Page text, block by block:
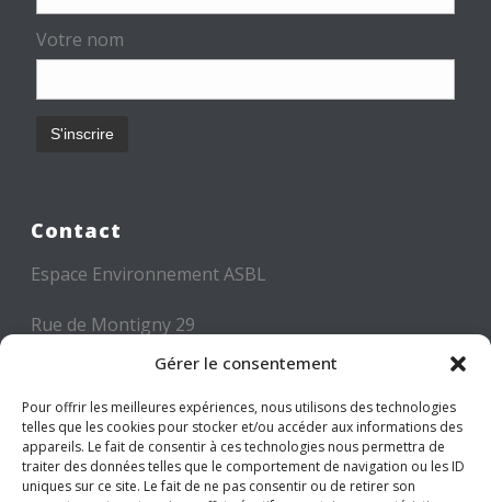
Gérer le consentement
Pour offrir les meilleures expériences, nous utilisons des technologies
telles que les cookies pour stocker et/ou accéder aux informations des
appareils. Le fait de consentir à ces technologies nous permettra de
traiter des données telles que le comportement de navigation ou les ID
uniques sur ce site. Le fait de ne pas consentir ou de retirer son
Votre nom
Contact
Espace Environnement ASBL
Rue de Montigny 29
6000 CHARLEROI
Tél: +32 71 300 300
Mail: info@espace-environnement.be
TVA BE 0416.116.340